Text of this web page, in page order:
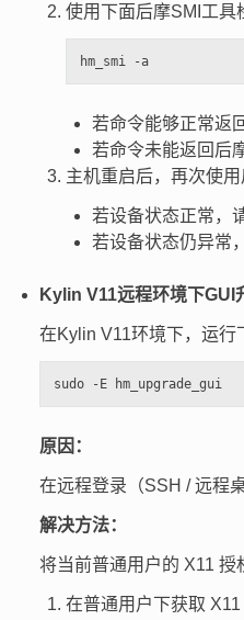
使用下面后摩SMI工具
hm_smi -a
若命令能够正常返
若命令未能返回后
主机重启后，再次使用
若设备状态正常，
若设备状态仍异常
Kylin V11远程环境下GUI
在Kylin V11环境下，运行
sudo -E hm_upgrade_gui
原因：
在远程登录（SSH / 远程
解决方法：
将当前普通用户的 X11
在普通用户下获取 X11